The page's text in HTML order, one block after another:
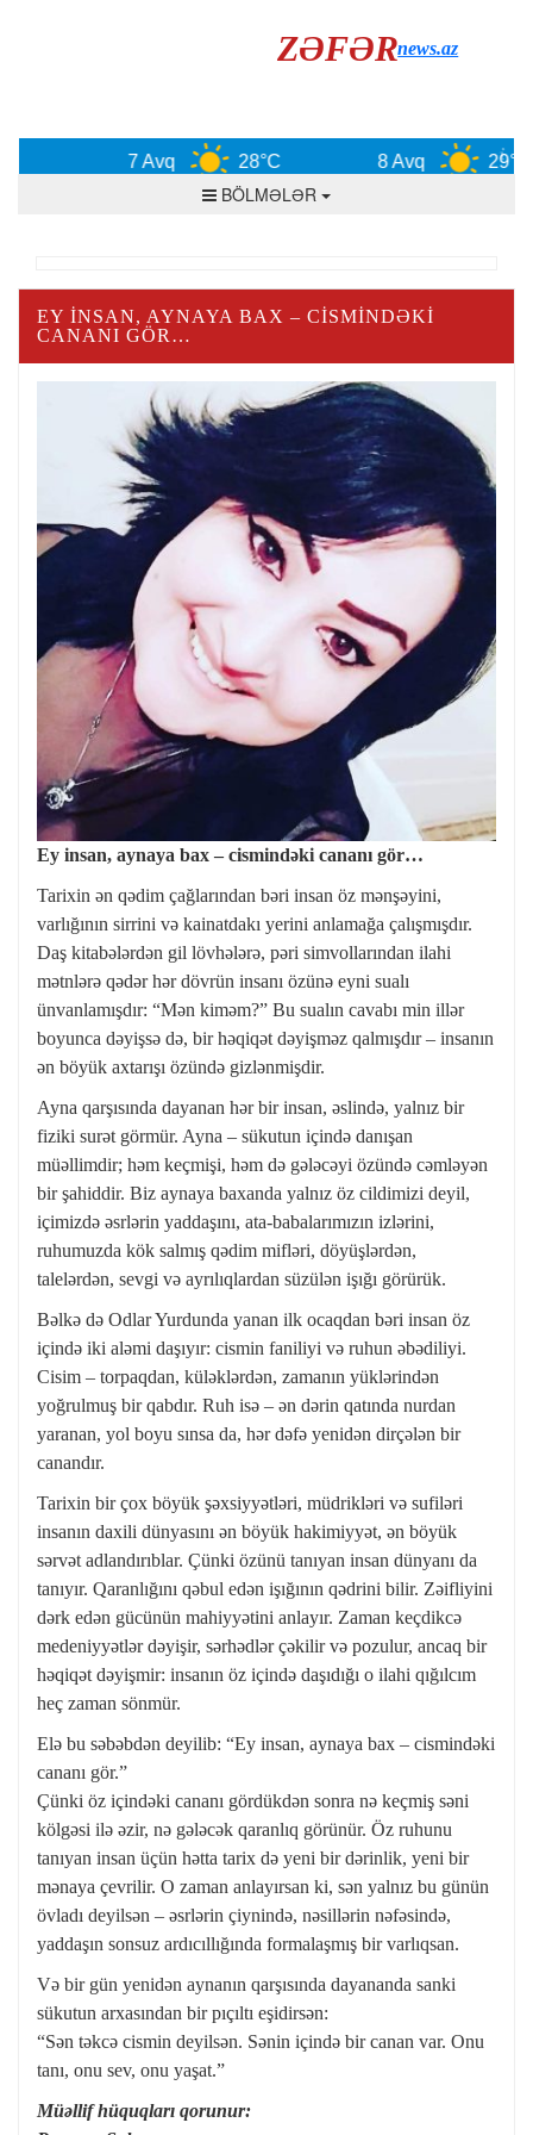
ZƏFƏRnews.az
7 Avq 28°C 8 Avq 29°C
BÖLMƏLƏR
EY INSAN, AYNAYA BAX – CISMINDƏKI
CANANI GÖR…
Ey insan, aynaya bax – cismindəki cananı gör…
Tarixin ən qədim çağlarından bəri insan öz mənşəyini,
varlığının sirrini və kainatdakı yerini anlamağa çalışmışdır.
Daş kitabələrdən gil lövhələrə, pəri simvollarından ilahi
mətnlərə qədər hər dövrün insanı özünə eyni sualı
ünvanlamışdır: “Mən kiməm?” Bu sualın cavabı min illər
boyunca dəyişsə də, bir həqiqət dəyişməz qalmışdır – insanın
ən böyük axtarışı özündə gizlənmişdir.
Ayna qarşısında dayanan hər bir insan, əslində, yalnız bir
fiziki surət görmür. Ayna – sükutun içində danışan
müəllimdir; həm keçmişi, həm də gələcəyi özündə cəmləyən
bir şahiddir. Biz aynaya baxanda yalnız öz cildimizi deyil,
içimizdə əsrlərin yaddaşını, ata-babalarımızın izlərini,
ruhumuzda kök salmış qədim mifləri, döyüşlərdən,
talelərdən, sevgi və ayrılıqlardan süzülən işığı görürük.
Bəlkə də Odlar Yurdunda yanan ilk ocaqdan bəri insan öz
içində iki aləmi daşıyır: cismin faniliyi və ruhun əbədiliyi.
Cisim – torpaqdan, küləklərdən, zamanın yüklərindən
yoğrulmuş bir qabdır. Ruh isə – ən dərin qatında nurdan
yaranan, yol boyu sınsa da, hər dəfə yenidən dirçələn bir
canandır.
Tarixin bir çox böyük şəxsiyyətləri, müdrikləri və sufiləri
insanın daxili dünyasını ən böyük hakimiyyət, ən böyük
sərvət adlandırıblar. Çünki özünü tanıyan insan dünyanı da
tanıyır. Qaranlığını qəbul edən işığının qədrini bilir. Zəifliyini
dərk edən gücünün mahiyyətini anlayır. Zaman keçdikcə
medeniyyətlər dəyişir, sərhədlər çəkilir və pozulur, ancaq bir
həqiqət dəyişmir: insanın öz içində daşıdığı o ilahi qığılcım
heç zaman sönmür.
Elə bu səbəbdən deyilib: “Ey insan, aynaya bax – cismindəki
cananı gör.”
Çünki öz içindəki cananı gördükdən sonra nə keçmiş səni
kölgəsi ilə əzir, nə gələcək qaranlıq görünür. Öz ruhunu
tanıyan insan üçün hətta tarix də yeni bir dərinlik, yeni bir
mənaya çevrilir. O zaman anlayırsan ki, sən yalnız bu günün
övladı deyilsən – əsrlərin çiynində, nəsillərin nəfəsində,
yaddaşın sonsuz ardıcıllığında formalaşmış bir varlıqsan.
Və bir gün yenidən aynanın qarşısında dayananda sanki
sükutun arxasından bir pıçıltı eşidirsən:
“Sən təkcə cismin deyilsən. Sənin içində bir canan var. Onu
tanı, onu sev, onu yaşat.”
Müəllif hüquqları qorunur: